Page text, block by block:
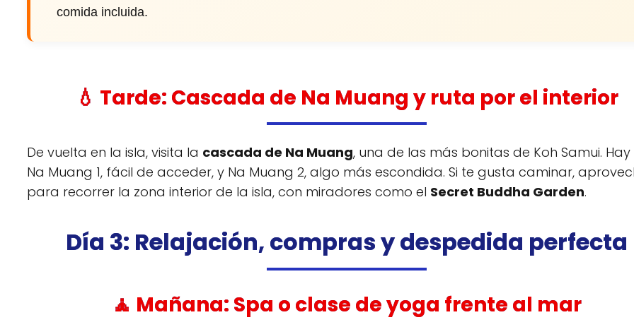
comida incluida.
💧 Tarde: Cascada de Na Muang y ruta por el interior
De vuelta en la isla, visita la cascada de Na Muang, una de las más bonitas de Koh Samui. Hay
Na Muang 1, fácil de acceder, y Na Muang 2, algo más escondida. Si te gusta caminar,
para recorrer la zona interior de la isla, con miradores como el Secret Buddha Garden.
Día 3: Relajación, compras y despedida perfecta
🧘 Mañana: Spa o clase de yoga frente al mar